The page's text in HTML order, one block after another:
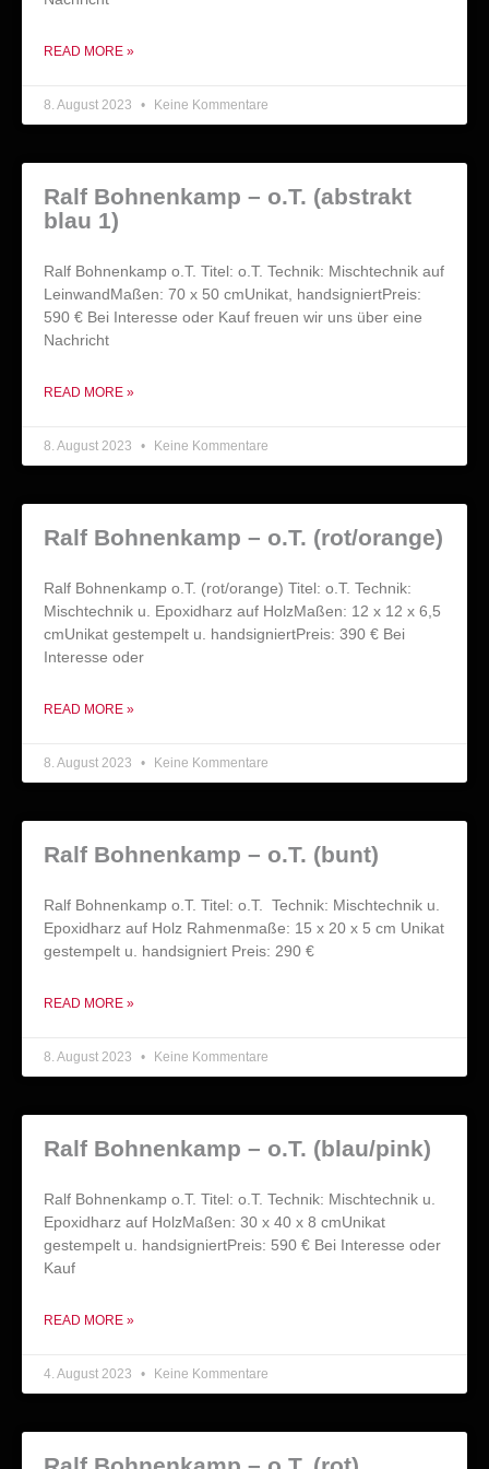
READ MORE »
8. August 2023 Keine Kommentare
Ralf Bohnenkamp – o.T. (abstrakt
blau 1)
Ralf Bohnenkamp o.T. Titel: o.T. Technik: Mischtechnik auf
LeinwandMaßen: 70 x 50 cmUnikat, handsigniertPreis:
590 € Bei Interesse oder Kauf freuen wir uns über eine
Nachricht
READ MORE »
8. August 2023 Keine Kommentare
Ralf Bohnenkamp – o.T. (rot/orange)
Ralf Bohnenkamp o.T. (rot/orange) Titel: o.T. Technik:
Mischtechnik u. Epoxidharz auf HolzMaßen: 12 x 12 x 6,5
cmUnikat gestempelt u. handsigniertPreis: 390 € Bei
Interesse oder
READ MORE »
8. August 2023 Keine Kommentare
Ralf Bohnenkamp – o.T. (bunt)
Ralf Bohnenkamp o.T. Titel: o.T. Technik: Mischtechnik u.
Epoxidharz auf Holz Rahmenmaße: 15 x 20 x 5 cm Unikat
gestempelt u. handsigniert Preis: 290 €
READ MORE »
8. August 2023 Keine Kommentare
Ralf Bohnenkamp – o.T. (blau/pink)
Ralf Bohnenkamp o.T. Titel: o.T. Technik: Mischtechnik u.
Epoxidharz auf HolzMaßen: 30 x 40 x 8 cmUnikat
gestempelt u. handsigniertPreis: 590 € Bei Interesse oder
Kauf
READ MORE »
4. August 2023 Keine Kommentare